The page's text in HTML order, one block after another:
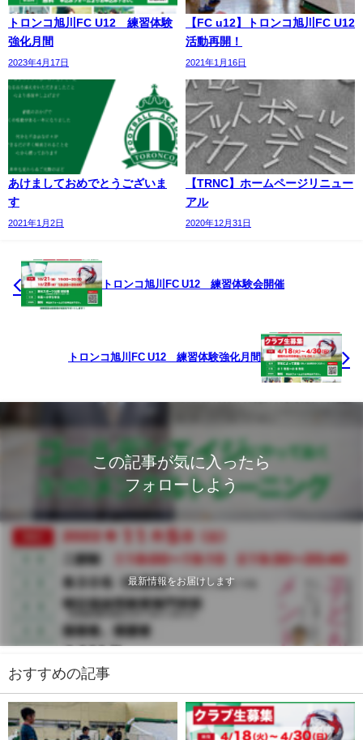
トロンコ旭川FC U12 練習体験
強化月間
2023年4月17日
【FC u12】トロンコ旭川FC U12
活動再開！
2021年1月16日
あけましておめでとうございま
す
2021年1月2日
【TRNC】ホームページリニュー
アル
2020年12月31日
トロンコ旭川FC U12 練習体験会開催
トロンコ旭川FC U12 練習体験強化月間
この記事が気に入ったら
フォローしよう
最新情報をお届けします
おすすめの記事